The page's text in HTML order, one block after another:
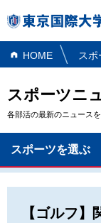
HOME スポ
スポーツニ
各部活の最新のニュース
スポーツを選ぶ
【ゴルフ